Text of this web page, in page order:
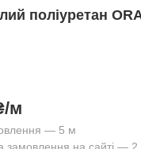
поліуретан
м
— 5 м
замовлення на сайті —